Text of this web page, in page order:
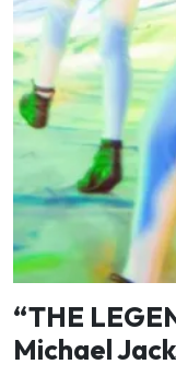
“THE
Michael